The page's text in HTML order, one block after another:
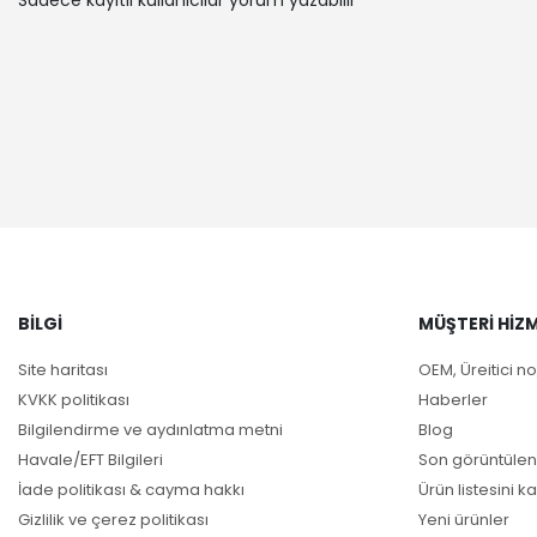
OPEL |
FIAT |
OPEL |
OPEL |
FIAT |
FIAT |
FIAT |
BILGI
Site haritası
KVKK politikası
Bilgilendirme ve aydınlatma metni
Havale/EFT Bilgileri
İade politikası & cayma hakkı
Gizlilik ve çerez politikası
MÜŞTERI
OEM, Üreitici
Haberler
Blog
Son
Ürün listesini
Yeni ürünler